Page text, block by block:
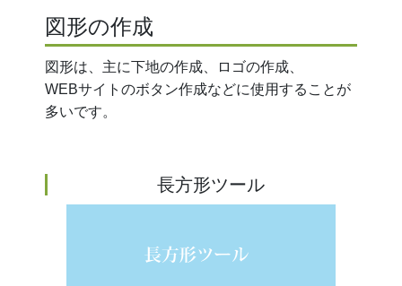
図形の作成
図形は、主に下地の作成、ロゴの作成、
WEBサイトのボタン作成などに使用することが
多いです。
長方形ツール